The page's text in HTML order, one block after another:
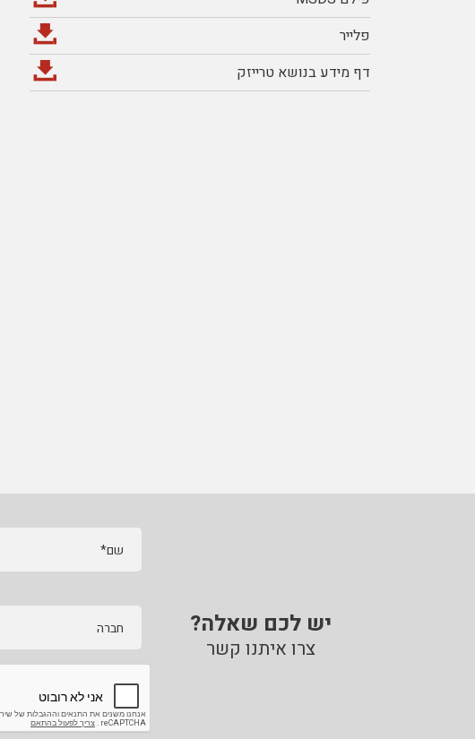
פלייר
דף מידע בנושא טרייזק
יש לכם שאלה?
צרו איתנו קשר
שם*
חברה